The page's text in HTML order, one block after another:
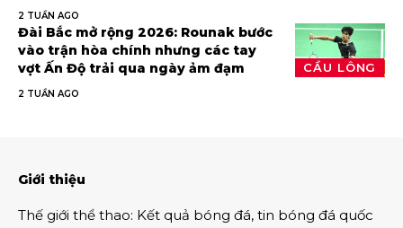
2 TUẦN AGO
CẦU LÔNG
Đài Bắc mở rộng 2026: Rounak bước
vào trận hòa chính nhưng các tay
vợt Ấn Độ trải qua ngày ảm đạm
2 TUẦN AGO
Giới thiệu
Thế giới thể thao: Kết quả bóng đá, tin bóng đá quốc